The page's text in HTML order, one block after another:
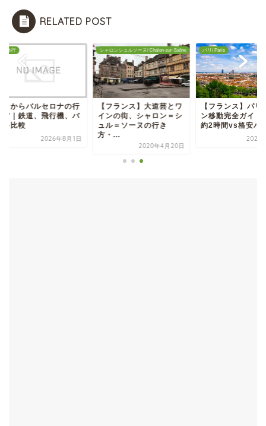
RELATED POST
からバルセロナの行
｜鉄道、飛行機、バ
比較
2026年8月1日
シャロンシュルソーヌ/ Chalon-sur-Saône
【フランス】大道芸とワ
インの街、シャロン＝シ
ュル＝ソーヌの行き
方・...
2020年4月20日
パリ/ Paris
【フランス】パリ⇔
ン移動完全ガイド｜
約2時間vs格安バス
2020年1